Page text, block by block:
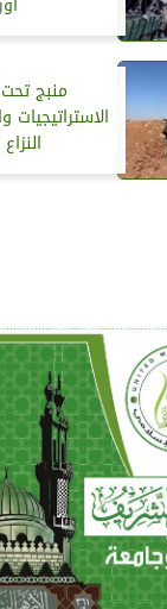
منبج تحت